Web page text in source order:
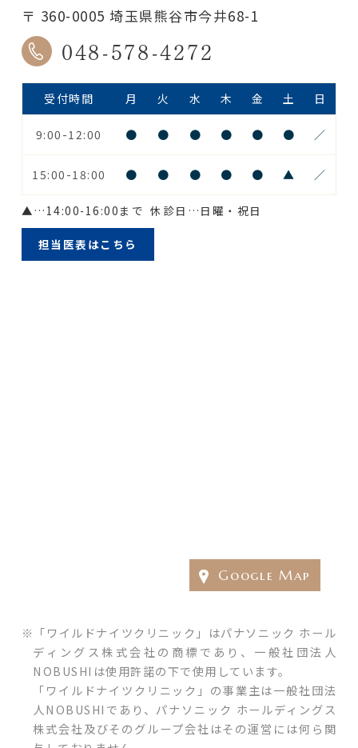
〒 360-0005 埼玉県熊谷市今井68-1
048-578-4272
受付時間 月 火 水 木 金 土 日
9:00-12:00 ● ● ● ● ● ● ／
15:00-18:00 ● ● ● ● ● ▲ ／
▲ …14:00-16:00まで 休診日…日曜・祝日
担当医表はこちら
Google Map
「ワイルドナイツクリニック」はパナソニック ホール
ディングス株式会社の商標であり、一般社団法人
NOBUSHIは使用許諾の下で使用しています。
「ワイルドナイツクリニック」の事業主は一般社団法
人NOBUSHIであり、パナソニック ホールディングス
株式会社及びそのグループ会社はその運営には何ら関